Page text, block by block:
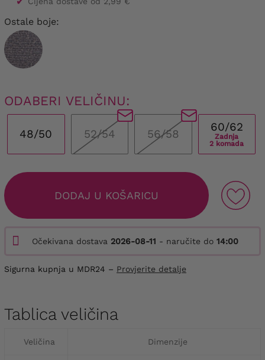
Ostale boje:
ODABERI VELIČINU:
48/50 52/54 56/58
60/62
Zadnja
2 komada
DODAJ U KOŠARICU
Očekivana dostava 2026-08-11 - naručite do 14:00
Sigurna kupnja u MDR24 – Provjerite detalje
Tablica veličina
Veličina Dimenzije